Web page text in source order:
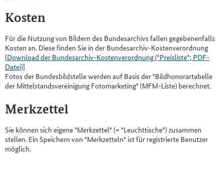
Kosten
Für die Nutzung von Bildern des Bundesarchivs fallen gegebenenfalls
Kosten an. Diese finden Sie in der Bundesarchiv-Kostenverordnung
[Download der Bundesarchiv-Kostenverordnung ("Preisliste"; PDF-
Datei)]
Fotos der Bundesbildstelle werden auf Basis der "Bildhonorartabelle
der Mittelstandsvereinigung Fotomarketing" (MFM-Liste) berechnet.
Merkzettel
Sie können sich eigene "Merkzettel" (= "Leuchttische") zusammen
stellen. Ein Speichern von "Merkzetteln" ist für registrierte Benutzer
möglich.